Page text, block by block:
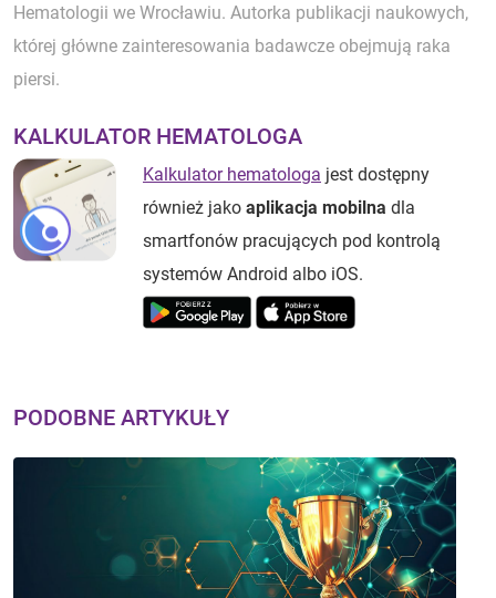
Hematologii we Wrocławiu. Autorka publikacji naukowych,
której główne zainteresowania badawcze obejmują raka
piersi.
KALKULATOR HEMATOLOGA
Kalkulator hematologa jest dostępny
również jako aplikacja mobilna dla
smartfonów pracujących pod kontrolą
systemów Android albo iOS.
PODOBNE ARTYKUŁY